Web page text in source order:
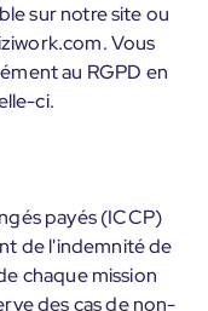
sur notre site ou
Vous
au RGPD en
ci.
payés (ICCP)
de l'indemnité de
chaque mission
des cas de non-